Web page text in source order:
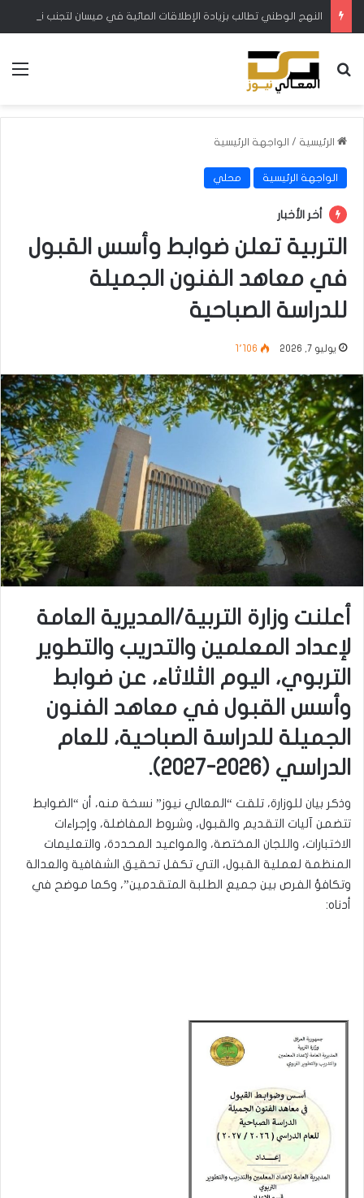
بحث عن
الرئيسية / الواجهة الرئيسية
الواجهة الرئيسية محلي
أخر الأخبار
التربية تعلن ضوابط وأسس القبول
في معاهد الفنون الجميلة
للدراسة الصباحية
يوليو 7, 2026 1٬106
أعلنت وزارة التربية/المديرية العامة
لإعداد المعلمين والتدريب والتطوير
التربوي، اليوم الثلاثاء، عن ضوابط
وأسس القبول في معاهد الفنون
الجميلة للدراسة الصباحية، للعام
الدراسي (2026-2027).
وذكر بيان للوزارة، تلقت “المعالي نيوز” نسخة منه، أن “الضوابط
تتضمن آليات التقديم والقبول، وشروط المفاضلة، وإجراءات
الاختبارات، واللجان المختصة، والمواعيد المحددة، والتعليمات
المنظمة لعملية القبول، التي تكفل تحقيق الشفافية والعدالة
وتكافؤ الفرص بين جميع الطلبة المتقدمين”، وكما موضح في
أدناه: